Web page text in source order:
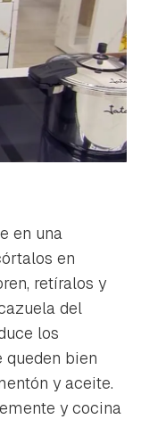
en una
en
retíralos y
del
los
queden bien
y aceite.
y cocina